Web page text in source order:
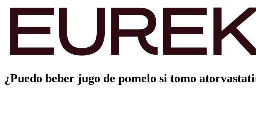
¿Puedo beber jugo de pomelo si tomo